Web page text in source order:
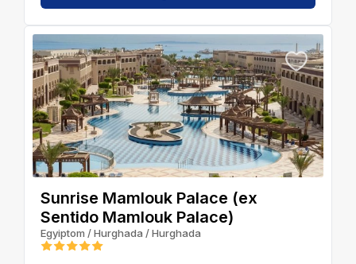
Sunrise Mamlouk Palace (ex
Sentido Mamlouk Palace)
Egyiptom /Hurghada /Hurghada